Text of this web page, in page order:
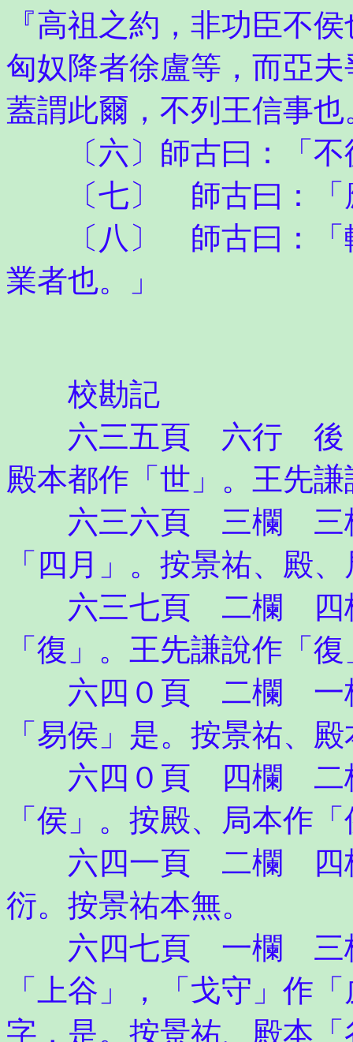
『高祖之約，非功臣不
匈奴降者徐盧等，而亞
蓋謂此爾，不列王信事
〔六〕師古曰：「不
〔七〕 師古曰：「應
〔八〕 師古曰：「輯
業者也。」
校勘記
六三五頁 六行 後（
殿本都作「世」。王先
六三六頁 三欄 三格
「四月」。按景祐、殿
六三七頁 二欄 四格
「復」。王先謙說作「
六四０頁 二欄 一格
「易侯」是。按景祐、
六四０頁 四欄 二格
「侯」。按殿、局本作
六四一頁 二欄 四格
衍。按景祐本無。
六四七頁 一欄 三格
「上谷」，「戈守」作
字，是。按景祐、殿本